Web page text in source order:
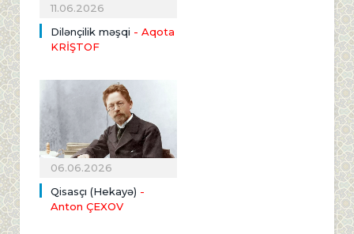
11.06.2026
Dilənçilik məşqi - Aqota
KRİŞTOF
06.06.2026
Qisasçı (Hekayə) -
Anton ÇEXOV